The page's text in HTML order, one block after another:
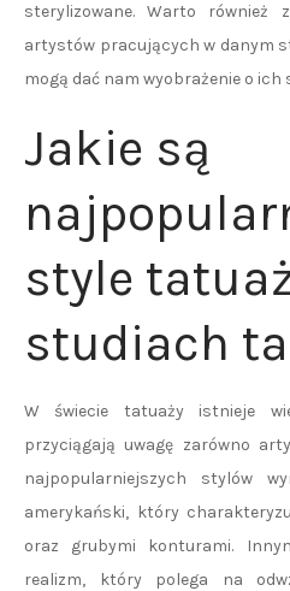
sterylizowane. Warto również
artystów pracujących w danym
mogą dać nam wyobrażenie o
Jakie są
style
studiach
W świecie tatuaży istnieje
przyciągają uwagę zarówno
najpopularniejszych stylów
amerykański, który
oraz grubymi konturami.
realizm, który polega na